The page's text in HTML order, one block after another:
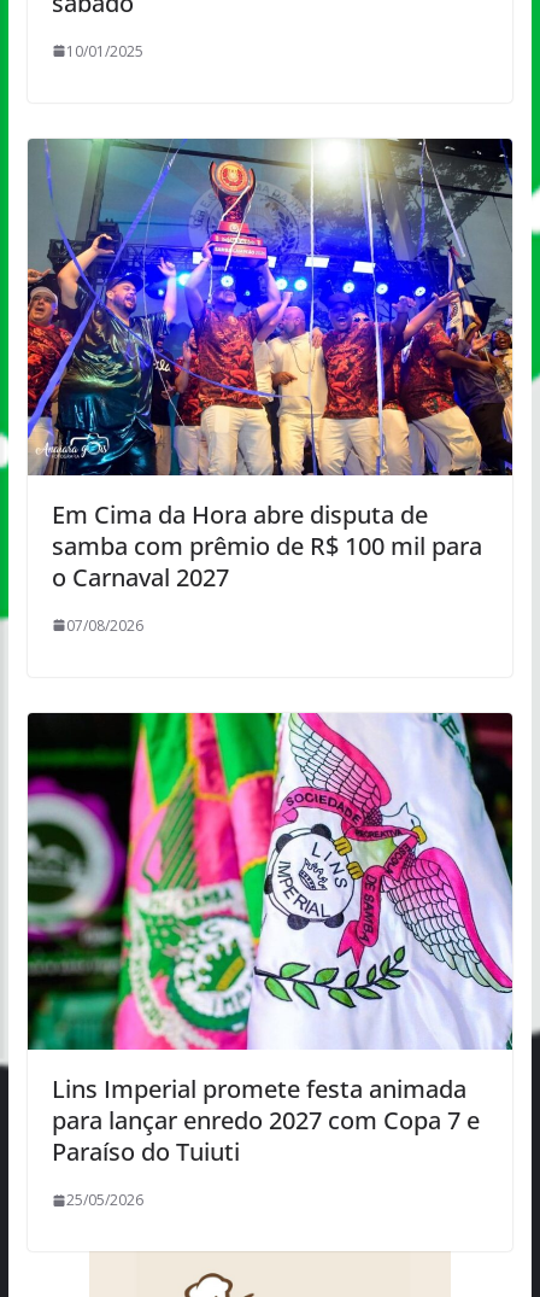
10/01/2025
Em Cima da Hora abre disputa de
samba com prêmio de R$ 100 mil para
o Carnaval 2027
07/08/2026
Lins Imperial promete festa animada
para lançar enredo 2027 com Copa 7 e
Paraíso do Tuiuti
25/05/2026